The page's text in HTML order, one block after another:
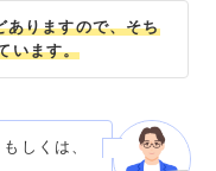
ありますので、そち
います。
しくは、